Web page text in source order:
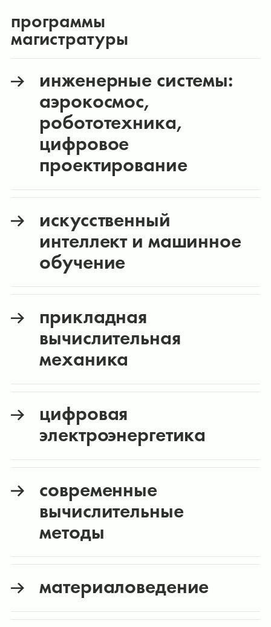
программы
магистратуры
инженерные системы:
аэрокосмос,
робототехника,
цифровое
проектирование
искусственный
интеллект и машинное
обучение
прикладная
вычислительная
механика
цифровая
электроэнергетика
современные
вычислительные
методы
материаловедение